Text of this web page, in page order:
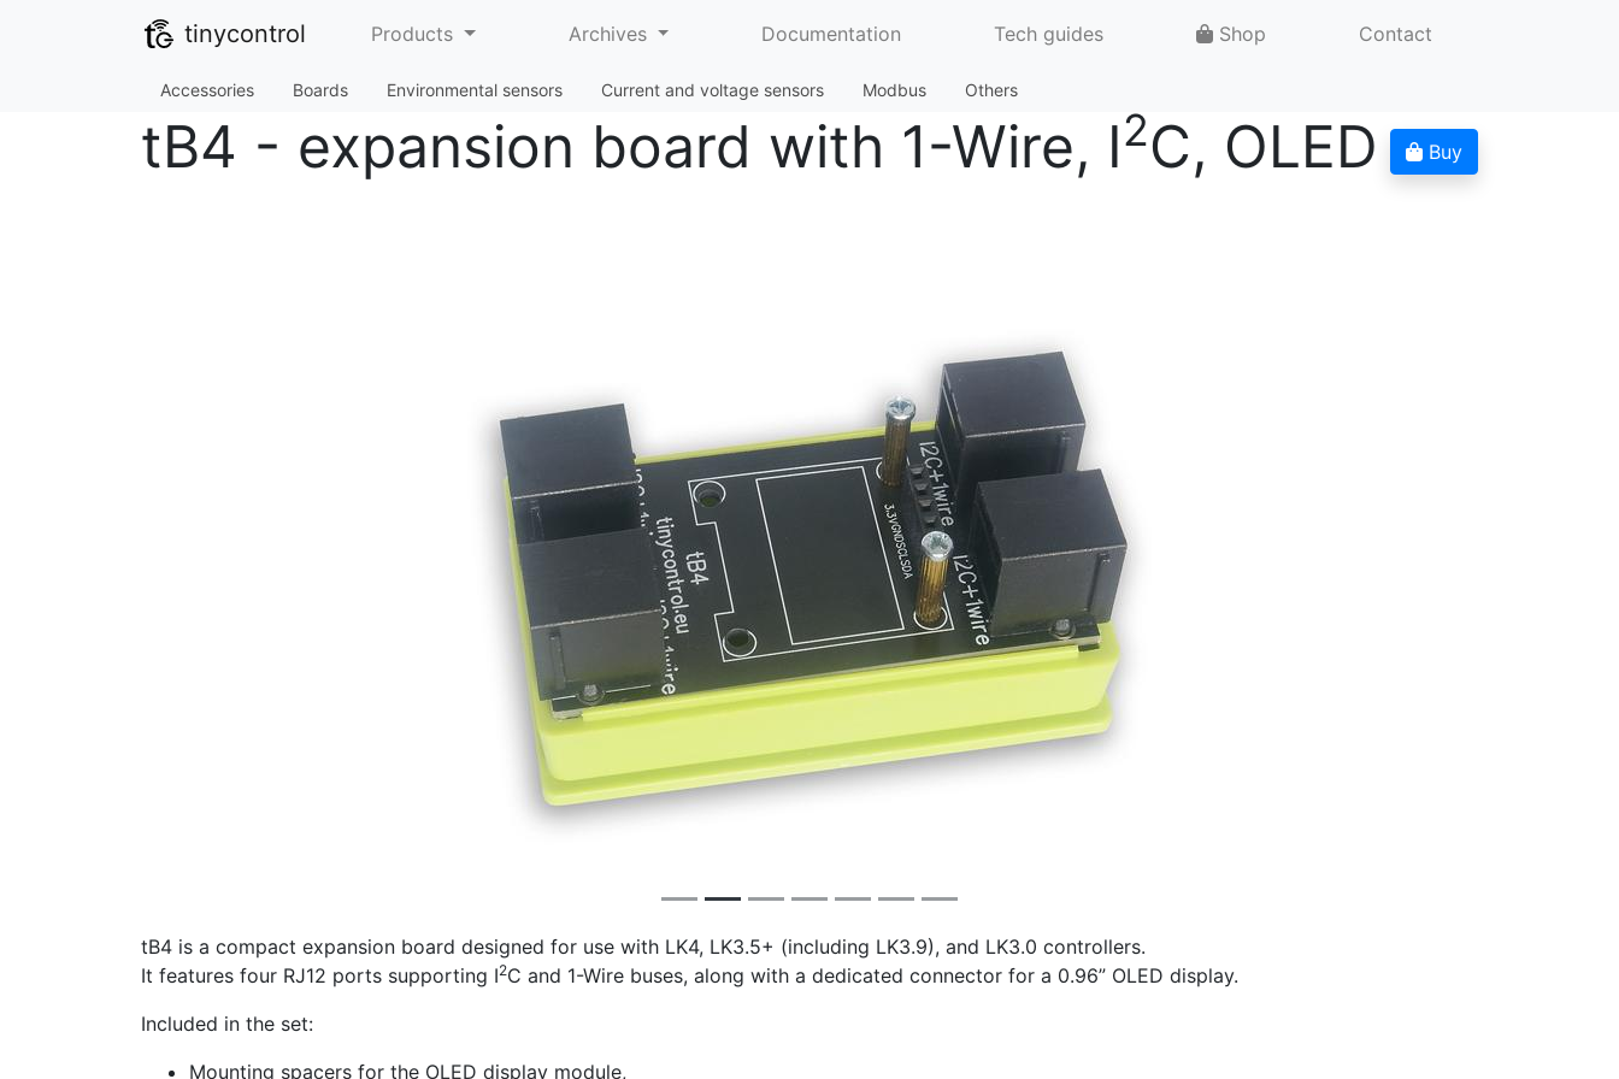
tinycontrol Products Archives Documentation Tech guides Shop Contact
Accessories Boards Environmental sensors Current and voltage sensors Modbus Others
tB4 - expansion board with 1-Wire, I2C, OLED Buy
tB4 is a compact expansion board designed for use with LK4, LK3.5+ (including LK3.9), and LK3.0 controllers.
It features four RJ12 ports supporting I2C and 1-Wire buses, along with a dedicated connector for a 0.96” OLED display.
Included in the set:
Mounting spacers for the OLED display module,